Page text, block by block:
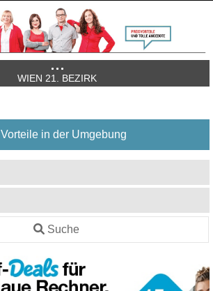
WIEN 21. BEZIRK
Vorteile in der Umgebung
Suche